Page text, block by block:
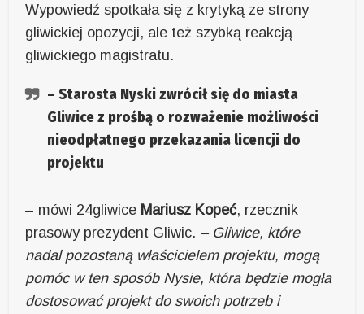
Wypowiedź spotkała się z krytyką ze strony
gliwickiej opozycji, ale też szybką reakcją
gliwickiego magistratu.
– Starosta Nyski zwrócił się do miasta
Gliwice z prośbą o rozważenie możliwości
nieodpłatnego przekazania licencji do
projektu
– mówi 24gliwice Mariusz Kopeć, rzecznik
prasowy prezydent Gliwic. – Gliwice, które
nadal pozostaną właścicielem projektu, mogą
pomóc w ten sposób Nysie, która będzie mogła
dostosować projekt do swoich potrzeb i